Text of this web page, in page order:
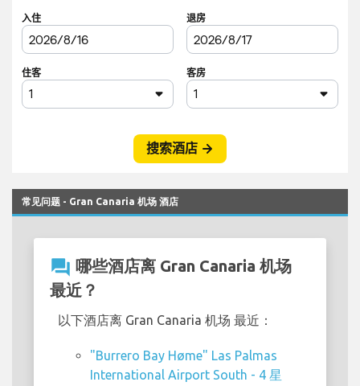
常见问题 - Gran Canaria 机场 酒店
question_answer 哪些酒店离 Gran Canaria 机场
最近？
以下酒店离 Gran Canaria 机场 最近：
"Burrero Bay Høme" Las Palmas
International Airport South - 4 星